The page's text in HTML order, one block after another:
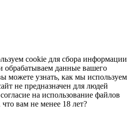
cookie для сбора информации
обрабатываем данные вашего
можете узнать, как мы используем
не предназначен для людей
на использование файлов
вам не менее 18 лет?